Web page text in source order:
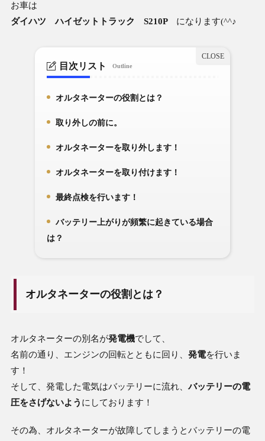
お車は
ダイハツ ハイゼットトラック S210P になります(^^♪
目次リスト Outline
1.
オルタネーターの役割とは？
2.
取り外しの前に。
3.
オルタネーターを取り外します！
4.
オルタネーターを取り付けます！
5.
最終点検を行います！
6.
バッテリー上がりが頻繁に起きている場合
は？
オルタネーターの役割とは？
オルタネーターの別名が発電機でして、
名前の通り、エンジンの回転とともに回り、 発電を行いま
す！
そして、発電した電気はバッテリーに流れ、バッテリーの電
圧をさげないよう にしております！
その為、オルタネーターが故障してしまうとバッテリーの電